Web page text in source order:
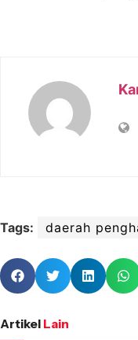
Tags: daerah
Artikel Lain